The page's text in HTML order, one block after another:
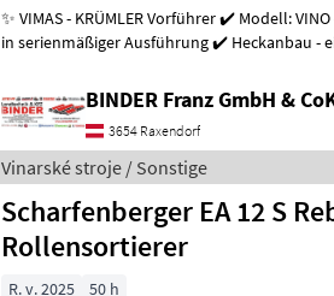
✨ VIMAS - KRÜMLER Vorführer ✔️ Modell:
in serienmäßiger Ausführung ✔️ Heckanbau -
BINDER Franz GmbH &
3654 Raxendorf
Vinarské stroje / Sonstige
Scharfenberger EA 12 S
Rollensortierer
R. v. 2025
50 h